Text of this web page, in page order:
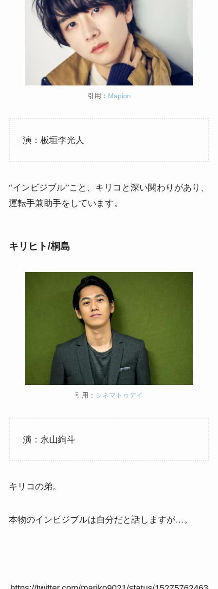
引用： Mapion
演：板垣李光人
‘’インビジブル’’こと、キリコと深い関わりがあり、
運転手兼助手をしています。
キリヒト/桐島
引用： シネマトゥデイ
演：永山絢斗
キリコの弟。
本物のインビジブルは自分だと話しますが…。